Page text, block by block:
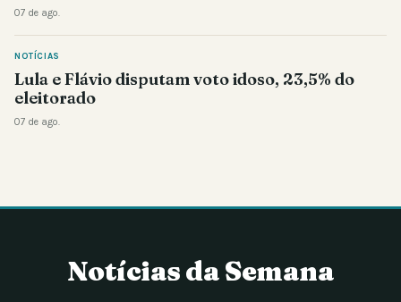
07 de ago.
NOTÍCIAS
Lula e Flávio disputam voto idoso, 23,5% do
eleitorado
07 de ago.
Notícias da Semana